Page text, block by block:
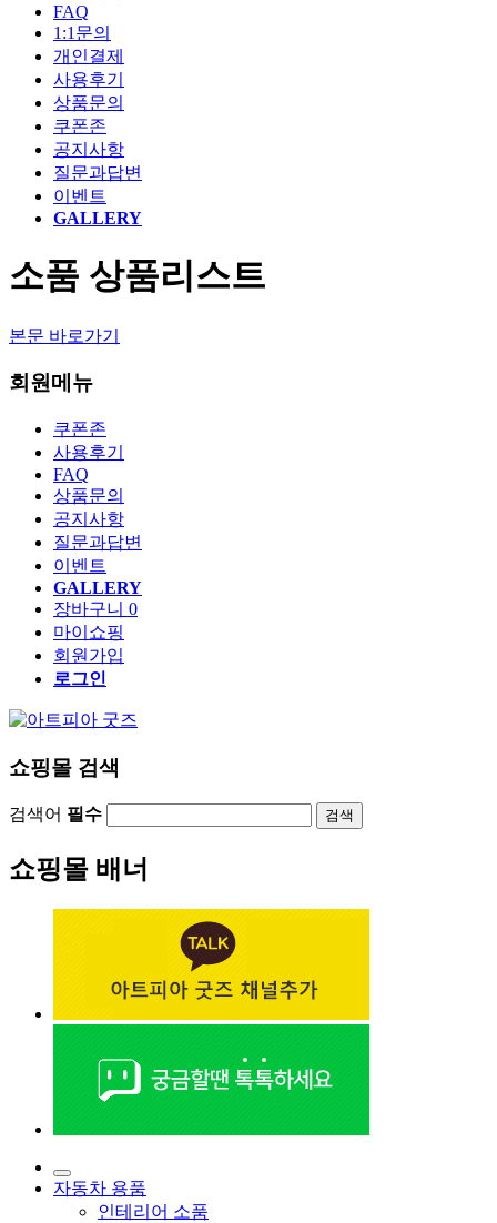
FAQ
1:1문의
개인결제
사용후기
상품문의
쿠폰존
공지사항
질문과답변
이벤트
GALLERY
소품 상품리스트
본문 바로가기
회원메뉴
쿠폰존
사용후기
FAQ
상품문의
공지사항
질문과답변
이벤트
GALLERY
장바구니 0
마이쇼핑
회원가입
로그인
쇼핑몰 검색
검색어 필수 검색
쇼핑몰 배너
자동차 용품
인테리어 소품